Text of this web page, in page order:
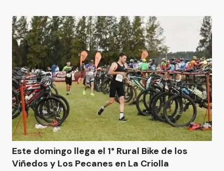
Este domingo llega el 1° Rural Bike de los
Viñedos y Los Pecanes en La Criolla